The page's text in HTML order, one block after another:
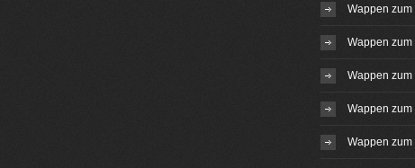
Wappen
Wappen
Wappen
Wappen
Wappen